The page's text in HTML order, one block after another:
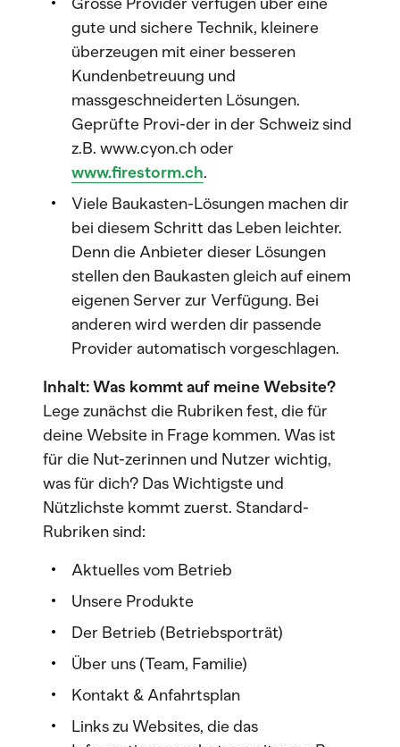
gute und sichere Technik, kleinere
überzeugen mit einer besseren
Kundenbetreuung und
massgeschneiderten Lösungen.
Geprüfte Provi-der in der Schweiz sind
z.B. www.cyon.ch oder
www.firestorm.ch.
Viele Baukasten-Lösungen machen dir
bei diesem Schritt das Leben leichter.
Denn die Anbieter dieser Lösungen
stellen den Baukasten gleich auf einem
eigenen Server zur Verfügung. Bei
anderen wird werden dir passende
Provider automatisch vorgeschlagen.
Inhalt: Was kommt auf meine Website?
Lege zunächst die Rubriken fest, die für
deine Website in Frage kommen. Was ist
für die Nut-zerinnen und Nutzer wichtig,
was für dich? Das Wichtigste und
Nützlichste kommt zuerst. Standard-
Rubriken sind:
Aktuelles vom Betrieb
Unsere Produkte
Der Betrieb (Betriebsporträt)
Über uns (Team, Familie)
Kontakt & Anfahrtsplan
Links zu Websites, die das